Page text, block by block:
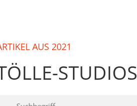
AUS 2021
STUDIOS